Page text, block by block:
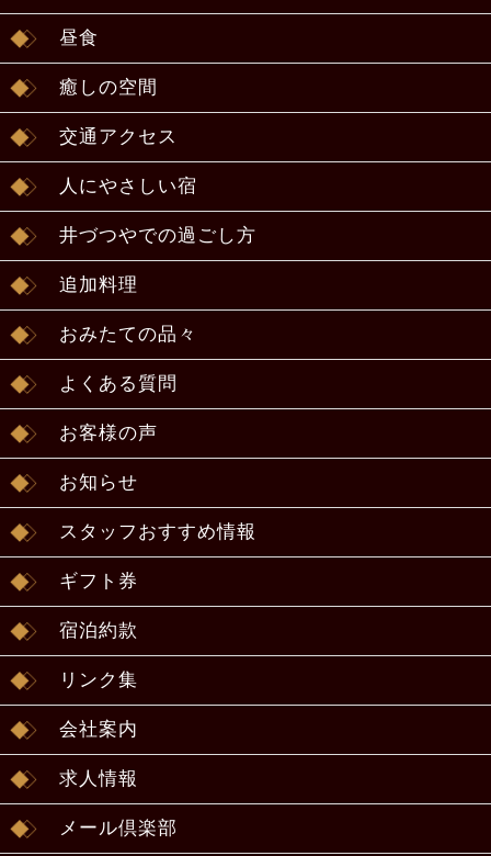
昼食
癒しの空間
交通アクセス
人にやさしい宿
井づつやでの過ごし方
追加料理
おみたての品々
よくある質問
お客様の声
お知らせ
スタッフおすすめ情報
ギフト券
宿泊約款
リンク集
会社案内
求人情報
メール倶楽部